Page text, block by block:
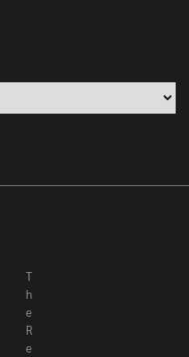
T
h
e
R
e